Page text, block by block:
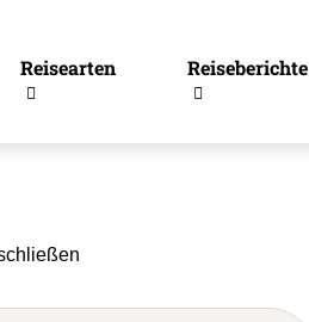
Reisearten Reiseberichte